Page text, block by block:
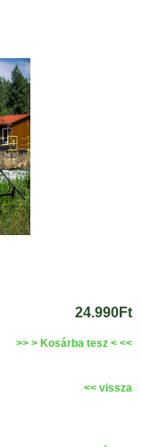
24.990Ft
>> > Kosárba tesz < <<
<< vissza